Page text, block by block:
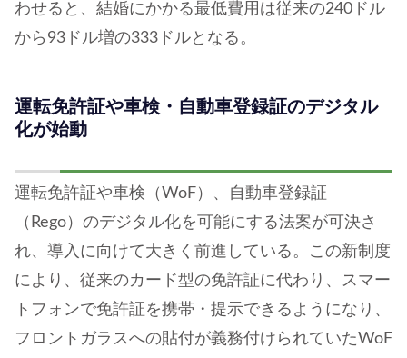
わせると、結婚にかかる最低費用は従来の240ドル
から93ドル増の333ドルとなる。
運転免許証や車検・自動車登録証のデジタル
化が始動
運転免許証や車検（WoF）、自動車登録証
（Rego）のデジタル化を可能にする法案が可決さ
れ、導入に向けて大きく前進している。この新制度
により、従来のカード型の免許証に代わり、スマー
トフォンで免許証を携帯・提示できるようになり、
フロントガラスへの貼付が義務付けられていたWoF